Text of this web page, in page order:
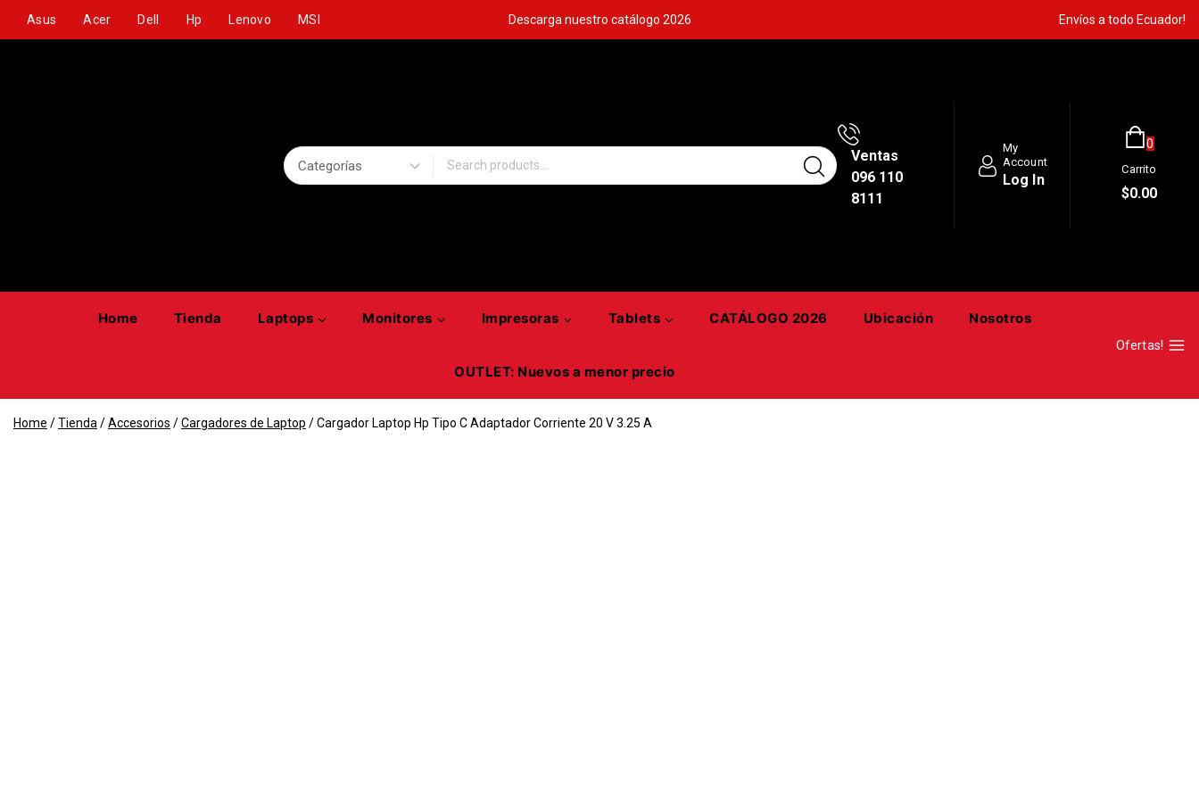
Asus Acer Dell Hp Lenovo MSI Descarga nuestro catálogo 2026 Envíos a todo Ecuador!
Ventas
096 110
8111
My
Account
Log In
0
Carrito
$0.00
Home Tienda Laptops Monitores Impresoras Tablets CATÁLOGO 2026 Ubicación Nosotros
OUTLET: Nuevos a menor precio
Ofertas!
Home /Tienda /Accesorios /Cargadores de Laptop /Cargador Laptop Hp Tipo C Adaptador Corriente 20 V 3.25 A